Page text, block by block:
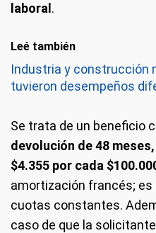
laboral .
Leé también
Industria y construcción
tuvieron desempeños
Se trata de un beneficio
devolución de 48
$4.355 por cada
amortización francés; es
cuotas constantes.
caso de que la